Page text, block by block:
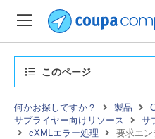
このページ
何かお探しですか？ 製品
サプライヤー向けリソース
サ
cXMLエラー処理
要求エ